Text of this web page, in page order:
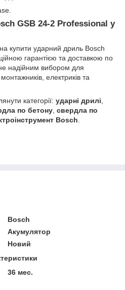
GSB 24-2 Professional у
купити ударний дриль Bosch
гарантією та доставкою по
надійним вибором для
електриків та
категорії: ударні дрилі
по бетону свердла по
Bosch
Bosch
Акумулятор
Новий
36 мес.